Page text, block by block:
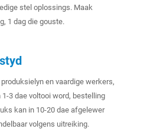
stel oplossings. Maak
1 dag die gouste.
en vaardige werkers,
1-3 dae voltooi word, bestelling
kan in 10-20 dae afgelewer
volgens uitreiking.